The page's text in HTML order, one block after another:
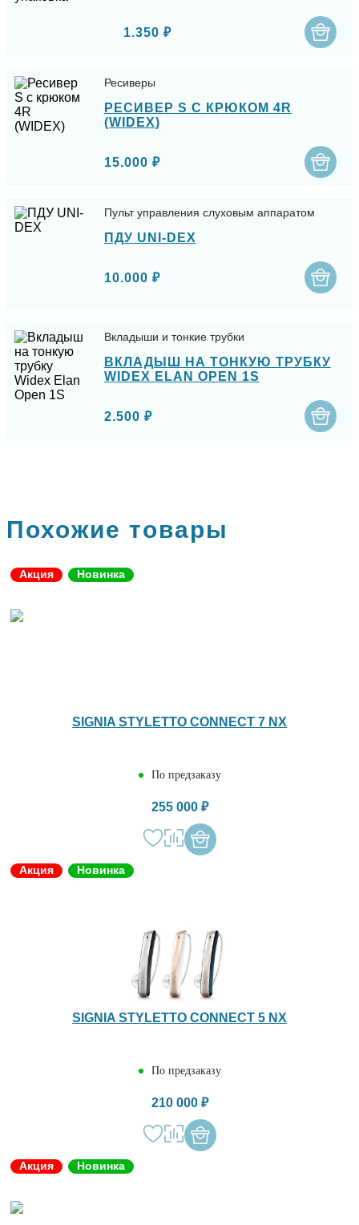
1.350 ₽
Ресиверы
РЕСИВЕР S С КРЮКОМ 4R
(WIDEX)
15.000 ₽
Пульт управления слуховым аппаратом
ПДУ UNI-DEX
10.000 ₽
Вкладыши и тонкие трубки
ВКЛАДЫШ НА ТОНКУЮ ТРУБКУ
WIDEX ELAN OPEN 1S
2.500 ₽
Похожие товары
Акция Новинка
SIGNIA STYLETTO CONNECT 7 NX
По предзаказу
255 000 ₽
Акция Новинка
SIGNIA STYLETTO CONNECT 5 NX
По предзаказу
210 000 ₽
Акция Новинка